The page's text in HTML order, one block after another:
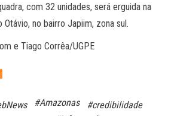
com 32 unidades, será erguida na
Otávio, no bairro Japiim, zona sul.
e Tiago Corrêa/UGPE
#Amazonas
#credibilidade